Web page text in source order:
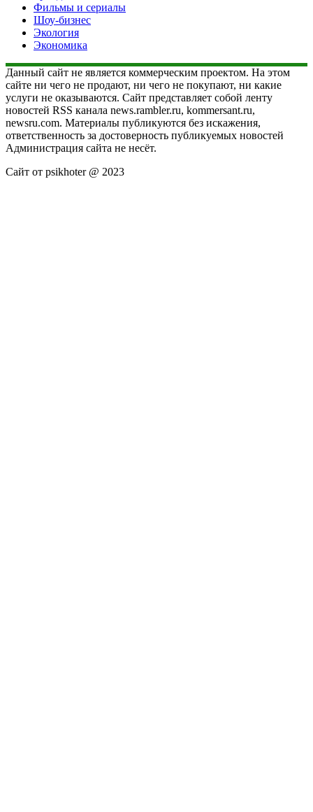
Фильмы и сериалы
Шоу-бизнес
Экология
Экономика
Данный сайт не является коммерческим проектом. На этом
сайте ни чего не продают, ни чего не покупают, ни какие
услуги не оказываются. Сайт представляет собой ленту
новостей RSS канала news.rambler.ru, kommersant.ru,
newsru.com. Материалы публикуются без искажения,
ответственность за достоверность публикуемых новостей
Администрация сайта не несёт.
Сайт от psikhoter @ 2023